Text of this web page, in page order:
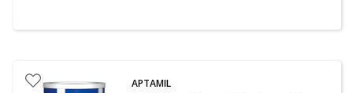
APTAMIL